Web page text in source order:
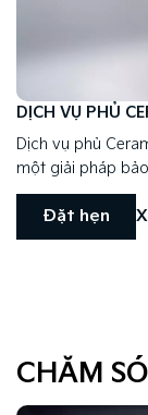
DỊCH VỤ PHỦ
Dịch vụ phủ
một giải pháp
Đặt hẹn
CHĂM